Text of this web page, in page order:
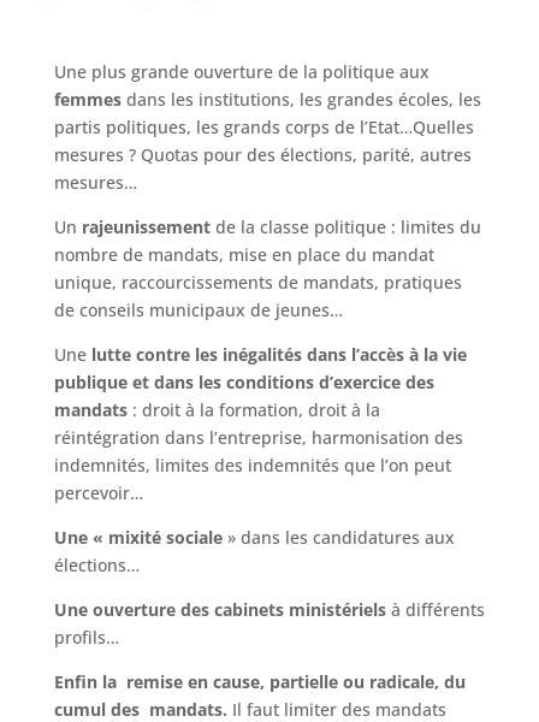
Une plus grande ouverture de la politique aux
femmesdans les institutions, les grandes écoles, les
partis politiques, les grands corps de l’Etat…Quelles
mesures ? Quotas pour des élections, parité, autres
mesures…
Un rajeunissementde la classe politique : limites du
nombre de mandats, mise en place du mandat
unique, raccourcissements de mandats, pratiques
de conseils municipaux de jeunes…
Une lutte contre les inégalités dans l’accès à la vie
publique et dans les conditions d’exercice des
mandats: droit à la formation, droit à la
réintégration dans l’entreprise, harmonisation des
indemnités, limites des indemnités que l’on peut
percevoir…
Une « mixité sociale» dans les candidatures aux
élections…
Une ouverture des cabinets ministérielsà différents
profils…
Enfin la remise en cause, partielle ou radicale, du
cumul des mandats. Il faut limiter des mandats